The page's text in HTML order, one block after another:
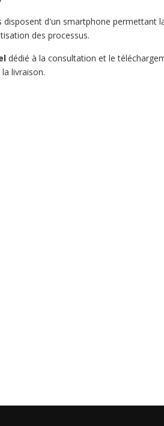
disposent d'un smartphone permettant
des processus.
dédié à la consultation et le
livraison.